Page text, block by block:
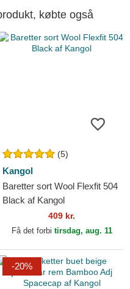
købte også
(5)
Kangol
Baretter sort Wool Flexfit 504
Black af Kangol
409 kr.
Få det forbi tirsdag, aug. 11
-20%